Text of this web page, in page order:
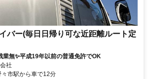
バー(毎日日帰り可な近距離ルート定
業無✨平成19年以前の普通免許でOK
社
市駅から車で12分